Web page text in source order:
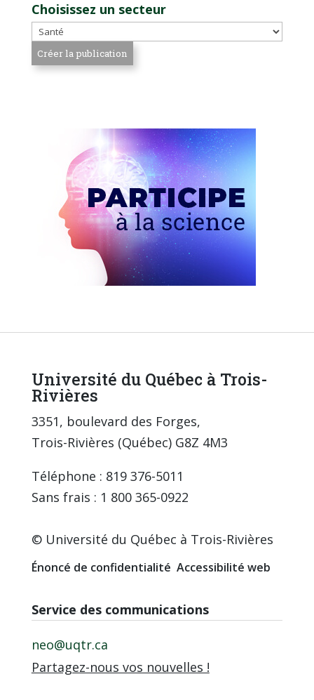
Choisissez un secteur
Université du Québec à Trois-
Rivières
3351, boulevard des Forges,
Trois-Rivières (Québec) G8Z 4M3
Téléphone : 819 376-5011
Sans frais : 1 800 365-0922
© Université du Québec à Trois-Rivières
Énoncé de confidentialité Accessibilité web
Service des communications
neo@uqtr.ca
Partagez-nous vos nouvelles !